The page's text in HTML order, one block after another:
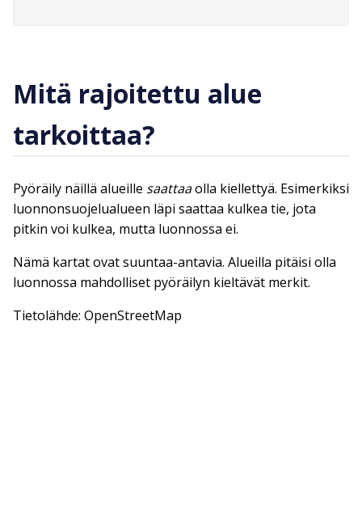
Mitä rajoitettu alue
tarkoittaa?
Pyöräily näillä alueille saattaaolla kiellettyä. Esimerkiksi
luonnonsuojelualueen läpi saattaa kulkea tie, jota
pitkin voi kulkea, mutta luonnossa ei.
Nämä kartat ovat suuntaa-antavia. Alueilla pitäisi olla
luonnossa mahdolliset pyöräilyn kieltävät merkit.
Tietolähde: OpenStreetMap